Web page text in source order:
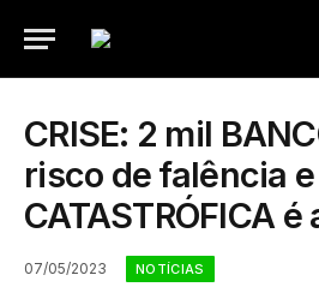
CRISE: 2 mil
risco de falência
CATASTRÓFICA
07/05/2023 NOTÍCIAS